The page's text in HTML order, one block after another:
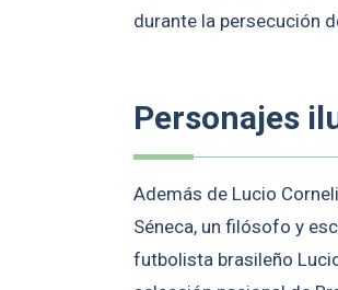
durante la persecución
Personajes
Además de Lucio
Séneca, un filósofo y
futbolista brasileño